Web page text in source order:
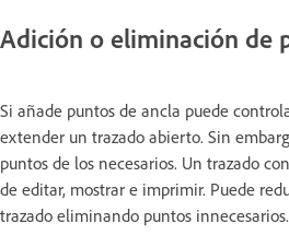
Adición o eliminación de
Si añade puntos de ancla puede
extender un trazado abierto. Sin
puntos de los necesarios. Un trazado
de editar, mostrar e imprimir. Puede
trazado eliminando puntos innecesarios.